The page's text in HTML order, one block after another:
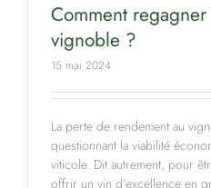
Comment
vignoble ?
15 mai 2024
La perte de rendement au
questionnant la viabilité
viticole. Dit autrement, pour
offrir un vin d’excellence en